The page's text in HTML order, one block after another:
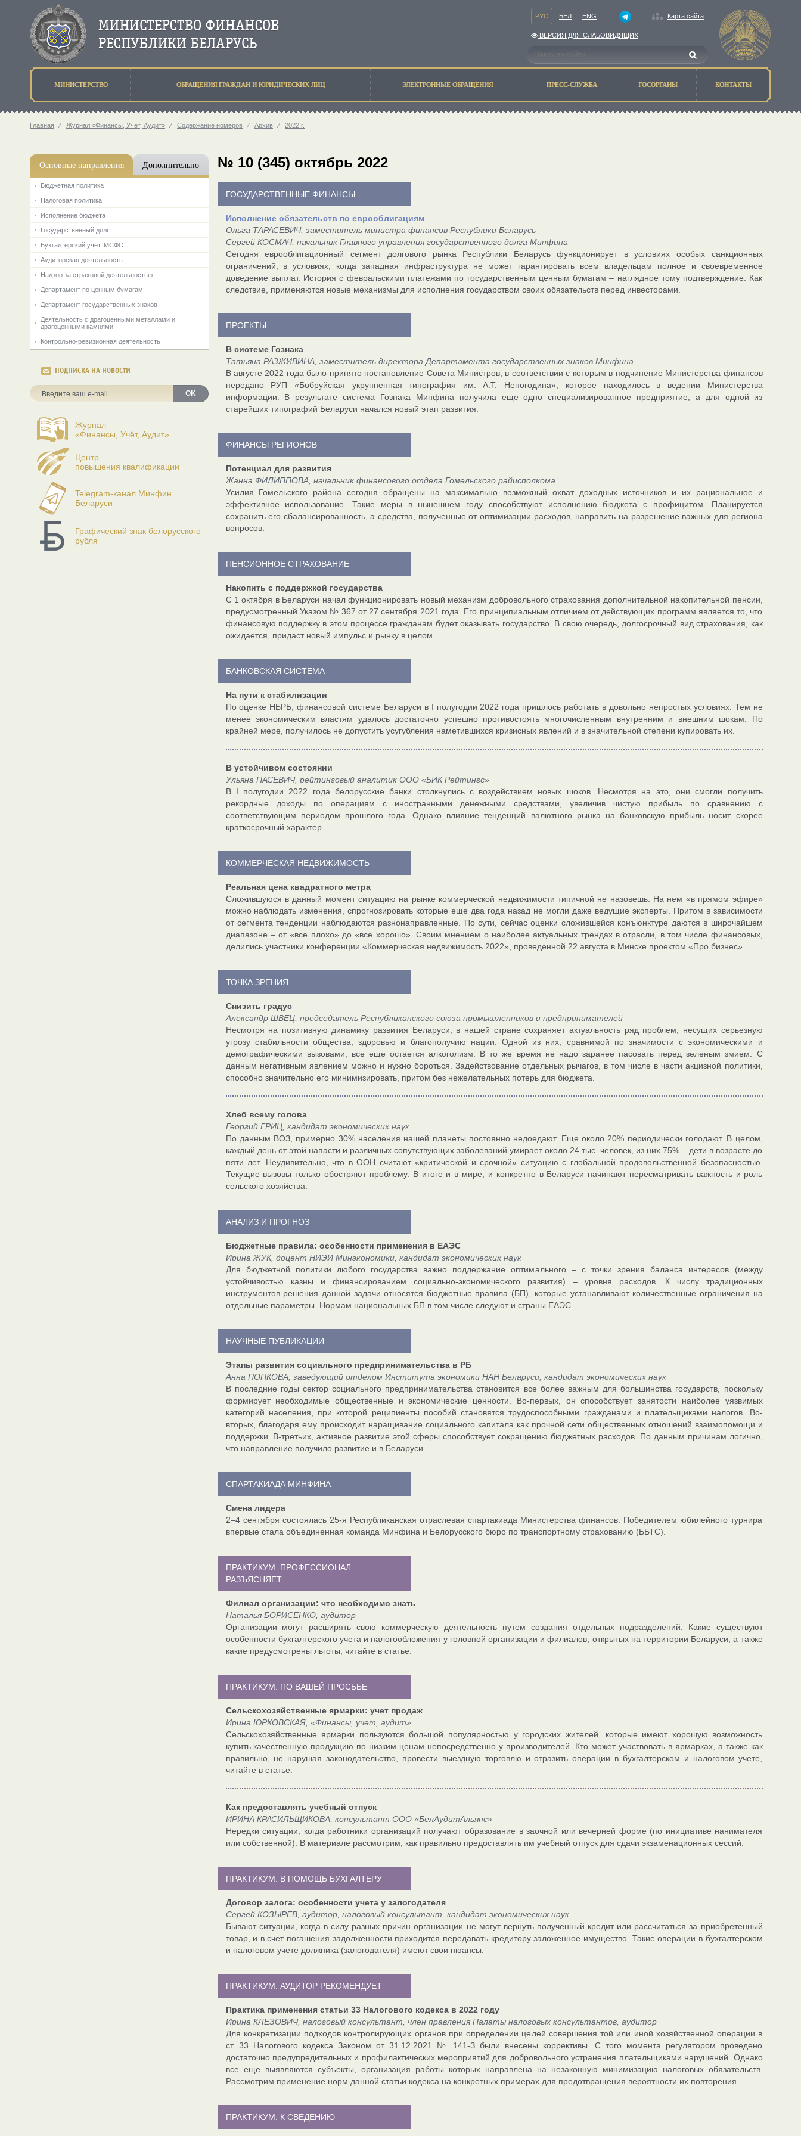
РУС БЕЛ ENG Карта сайта
ВЕРСИЯ ДЛЯ СЛАБОВИДЯЩИХ
МИНИСТЕРСТВО ОБРАЩЕНИЯ ГРАЖДАН И ЮРИДИЧЕСКИХ ЛИЦ ЭЛЕКТРОННЫЕ ОБРАЩЕНИЯ ПРЕСС-СЛУЖБА ГОСОРГАНЫ КОНТАКТЫ
Главная ⁄ Журнал «Финансы, Учёт, Аудит» ⁄ Содержание номеров ⁄ Архив ⁄ 2022 г.
Основные направления Дополнительно
Бюджетная политика
Налоговая политика
Исполнение бюджета
Государственный долг
Бухгалтерский учет. МСФО
Аудиторская деятельность
Надзор за страховой деятельностью
Департамент по ценным бумагам
Департамент государственных знаков
Деятельность с драгоценными металлами и
драгоценными камнями
Контрольно-ревизионная деятельность
ПОДПИСКА НА НОВОСТИ
OK
Журнал
«Финансы, Учёт, Аудит»
Центр
повышения квалификации
Telegram-канал Минфин
Беларуси
Графический знак белорусского
рубля
№ 10 (345) октябрь 2022
ГОСУДАРСТВЕННЫЕ ФИНАНСЫ
Исполнение обязательств по еврооблигациям
Ольга ТАРАСЕВИЧ, заместитель министра финансов Республики Беларусь
Сергей КОСМАЧ, начальник Главного управления государственного долга Минфина
Сегодня еврооблигационный сегмент долгового рынка Республики Беларусь функционирует в условиях особых санкционных
ограничений; в условиях, когда западная инфраструктура не может гарантировать всем владельцам полное и своевременное
доведение выплат. История с февральскими платежами по государственным ценным бумагам – наглядное тому подтверждение. Как
следствие, применяются новые механизмы для исполнения государством своих обязательств перед инвесторами.
ПРОЕКТЫ
В системе Гознака
Татьяна РАЗЖИВИНА, заместитель директора Департамента государственных знаков Минфина
В августе 2022 года было принято постановление Совета Министров, в соответствии с которым в подчинение Министерства финансов
передано РУП «Бобруйская укрупненная типография им. А.Т. Непогодина», которое находилось в ведении Министерства
информации. В результате система Гознака Минфина получила еще одно специализированное предприятие, а для одной из
старейших типографий Беларуси начался новый этап развития.
ФИНАНСЫ РЕГИОНОВ
Потенциал для развития
Жанна ФИЛИППОВА, начальник финансового отдела Гомельского райисполкома
Усилия Гомельского района сегодня обращены на максимально возможный охват доходных источников и их рациональное и
эффективное использование. Такие меры в нынешнем году способствуют исполнению бюджета с профицитом. Планируется
сохранить его сбалансированность, а средства, полученные от оптимизации расходов, направить на разрешение важных для региона
вопросов.
ПЕНСИОННОЕ СТРАХОВАНИЕ
Накопить с поддержкой государства
С 1 октября в Беларуси начал функционировать новый механизм добровольного страхования дополнительной накопительной пенсии,
предусмотренный Указом № 367 от 27 сентября 2021 года. Его принципиальным отличием от действующих программ является то, что
финансовую поддержку в этом процессе гражданам будет оказывать государство. В свою очередь, долгосрочный вид страхования, как
ожидается, придаст новый импульс и рынку в целом.
БАНКОВСКАЯ СИСТЕМА
На пути к стабилизации
По оценке НБРБ, финансовой системе Беларуси в I полугодии 2022 года пришлось работать в довольно непростых условиях. Тем не
менее экономическим властям удалось достаточно успешно противостоять многочисленным внутренним и внешним шокам. По
крайней мере, получилось не допустить усугубления наметившихся кризисных явлений и в значительной степени купировать их.
В устойчивом состоянии
Ульяна ПАСЕВИЧ, рейтинговый аналитик ООО «БИК Рейтингс»
В I полугодии 2022 года белорусские банки столкнулись с воздействием новых шоков. Несмотря на это, они смогли получить
рекордные доходы по операциям с иностранными денежными средствами, увеличив чистую прибыль по сравнению с
соответствующим периодом прошлого года. Однако влияние тенденций валютного рынка на банковскую прибыль носит скорее
краткосрочный характер.
КОММЕРЧЕСКАЯ НЕДВИЖИМОСТЬ
Реальная цена квадратного метра
Сложившуюся в данный момент ситуацию на рынке коммерческой недвижимости типичной не назовешь. На нем «в прямом эфире»
можно наблюдать изменения, спрогнозировать которые еще два года назад не могли даже ведущие эксперты. Притом в зависимости
от сегмента тенденции наблюдаются разнонаправленные. По сути, сейчас оценки сложившейся конъюнктуре даются в широчайшем
диапазоне – от «все плохо» до «все хорошо». Своим мнением о наиболее актуальных трендах в отрасли, в том числе финансовых,
делились участники конференции «Коммерческая недвижимость 2022», проведенной 22 августа в Минске проектом «Про бизнес».
ТОЧКА ЗРЕНИЯ
Снизить градус
Александр ШВЕЦ, председатель Республиканского союза промышленников и предпринимателей
Несмотря на позитивную динамику развития Беларуси, в нашей стране сохраняет актуальность ряд проблем, несущих серьезную
угрозу стабильности общества, здоровью и благополучию нации. Одной из них, сравнимой по значимости с экономическими и
демографическими вызовами, все еще остается алкоголизм. В то же время не надо заранее пасовать перед зеленым змием. С
данным негативным явлением можно и нужно бороться. Задействование отдельных рычагов, в том числе в части акцизной политики,
способно значительно его минимизировать, притом без нежелательных потерь для бюджета.
Хлеб всему голова
Георгий ГРИЦ, кандидат экономических наук
По данным ВОЗ, примерно 30% населения нашей планеты постоянно недоедают. Еще около 20% периодически голодают. В целом,
каждый день от этой напасти и различных сопутствующих заболеваний умирает около 24 тыс. человек, из них 75% – дети в возрасте до
пяти лет. Неудивительно, что в ООН считают «критической и срочной» ситуацию с глобальной продовольственной безопасностью.
Текущие вызовы только обостряют проблему. В итоге и в мире, и конкретно в Беларуси начинают пересматривать важность и роль
сельского хозяйства.
АНАЛИЗ И ПРОГНОЗ
Бюджетные правила: особенности применения в ЕАЭС
Ирина ЖУК, доцент НИЭИ Минэкономики, кандидат экономических наук
Для бюджетной политики любого государства важно поддержание оптимального – с точки зрения баланса интересов (между
устойчивостью казны и финансированием социально-экономического развития) – уровня расходов. К числу традиционных
инструментов решения данной задачи относятся бюджетные правила (БП), которые устанавливают количественные ограничения на
отдельные параметры. Нормам национальных БП в том числе следуют и страны ЕАЭС.
НАУЧНЫЕ ПУБЛИКАЦИИ
Этапы развития социального предпринимательства в РБ
Анна ПОПКОВА, заведующий отделом Института экономики НАН Беларуси, кандидат экономических наук
В последние годы сектор социального предпринимательства становится все более важным для большинства государств, поскольку
формирует необходимые общественные и экономические ценности. Во-первых, он способствует занятости наиболее уязвимых
категорий населения, при которой реципиенты пособий становятся трудоспособными гражданами и плательщиками налогов. Во-
вторых, благодаря ему происходит наращивание социального капитала как прочной сети общественных отношений взаимопомощи и
поддержки. В-третьих, активное развитие этой сферы способствует сокращению бюджетных расходов. По данным причинам логично,
что направление получило развитие и в Беларуси.
СПАРТАКИАДА МИНФИНА
Смена лидера
2–4 сентября состоялась 25-я Республиканская отраслевая спартакиада Министерства финансов. Победителем юбилейного турнира
впервые стала объединенная команда Минфина и Белорусского бюро по транспортному страхованию (ББТС).
ПРАКТИКУМ. ПРОФЕССИОНАЛ
РАЗЪЯСНЯЕТ
Филиал организации: что необходимо знать
Наталья БОРИСЕНКО, аудитор
Организации могут расширять свою коммерческую деятельность путем создания отдельных подразделений. Какие существуют
особенности бухгалтерского учета и налогообложения у головной организации и филиалов, открытых на территории Беларуси, а также
какие предусмотрены льготы, читайте в статье.
ПРАКТИКУМ. ПО ВАШЕЙ ПРОСЬБЕ
Сельскохозяйственные ярмарки: учет продаж
Ирина ЮРКОВСКАЯ, «Финансы, учет, аудит»
Сельскохозяйственные ярмарки пользуются большой популярностью у городских жителей, которые имеют хорошую возможность
купить качественную продукцию по низким ценам непосредственно у производителей. Кто может участвовать в ярмарках, а также как
правильно, не нарушая законодательство, провести выездную торговлю и отразить операции в бухгалтерском и налоговом учете,
читайте в статье.
Как предоставлять учебный отпуск
ИРИНА КРАСИЛЬЩИКОВА, консультант ООО «БелАудитАльянс»
Нередки ситуации, когда работники организаций получают образование в заочной или вечерней форме (по инициативе нанимателя
или собственной). В материале рассмотрим, как правильно предоставлять им учебный отпуск для сдачи экзаменационных сессий.
ПРАКТИКУМ. В ПОМОЩЬ БУХГАЛТЕРУ
Договор залога: особенности учета у залогодателя
Сергей КОЗЫРЕВ, аудитор, налоговый консультант, кандидат экономических наук
Бывают ситуации, когда в силу разных причин организации не могут вернуть полученный кредит или рассчитаться за приобретенный
товар, и в счет погашения задолженности приходится передавать кредитору заложенное имущество. Такие операции в бухгалтерском
и налоговом учете должника (залогодателя) имеют свои нюансы.
ПРАКТИКУМ. АУДИТОР РЕКОМЕНДУЕТ
Практика применения статьи 33 Налогового кодекса в 2022 году
Ирина КЛЕЗОВИЧ, налоговый консультант, член правления Палаты налоговых консультантов, аудитор
Для конкретизации подходов контролирующих органов при определении целей совершения той или иной хозяйственной операции в
ст. 33 Налогового кодекса Законом от 31.12.2021 № 141-З были внесены коррективы. С того момента регулятором проведено
достаточно предупредительных и профилактических мероприятий для добровольного устранения плательщиками нарушений. Однако
все еще выявляются субъекты, организация работы которых направлена на незаконную минимизацию налоговых обязательств.
Рассмотрим применение норм данной статьи кодекса на конкретных примерах для предотвращения вероятности их повторения.
ПРАКТИКУМ. К СВЕДЕНИЮ